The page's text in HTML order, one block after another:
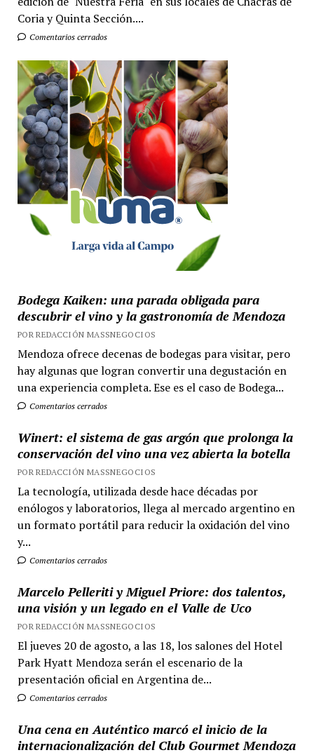
Coria y Quinta Sección....
Comentarios cerrados
Bodega Kaiken: una parada obligada para
descubrir el vino y la gastronomía de Mendoza
POR REDACCIÓN MASSNEGOCIOS
Mendoza ofrece decenas de bodegas para visitar, pero
hay algunas que logran convertir una degustación en
una experiencia completa. Ese es el caso de Bodega...
Comentarios cerrados
Winert: el sistema de gas argón que prolonga la
conservación del vino una vez abierta la botella
POR REDACCIÓN MASSNEGOCIOS
La tecnología, utilizada desde hace décadas por
enólogos y laboratorios, llega al mercado argentino en
un formato portátil para reducir la oxidación del vino
y...
Comentarios cerrados
Marcelo Pelleriti y Miguel Priore: dos talentos,
una visión y un legado en el Valle de Uco
POR REDACCIÓN MASSNEGOCIOS
El jueves 20 de agosto, a las 18, los salones del Hotel
Park Hyatt Mendoza serán el escenario de la
presentación oficial en Argentina de...
Comentarios cerrados
Una cena en Auténtico marcó el inicio de la
internacionalización del Club Gourmet Mendoza